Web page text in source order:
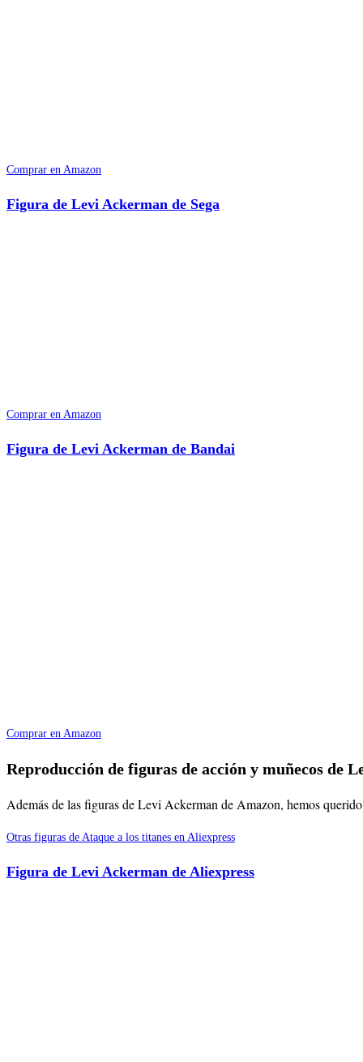
Comprar en Amazon
Figura de Levi Ackerman de Sega
Comprar en Amazon
Figura de Levi Ackerman de Bandai
Comprar en Amazon
Reproducción de figuras de acción y muñecos de
Además de las figuras de Levi Ackerman de Amazon, hemos
Otras figuras de Ataque a los titanes en Aliexpress
Figura de Levi Ackerman de Aliexpress